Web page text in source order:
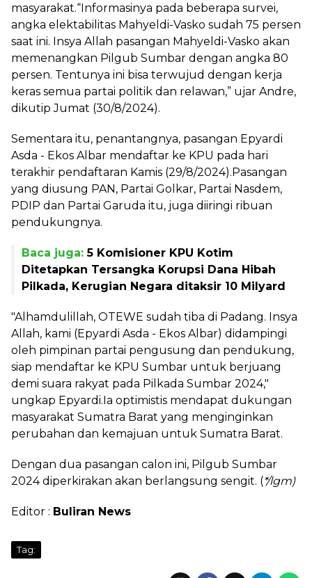
masyarakat.“Informasinya pada beberapa survei,
angka elektabilitas Mahyeldi-Vasko sudah 75 persen
saat ini. Insya Allah pasangan Mahyeldi-Vasko akan
memenangkan Pilgub Sumbar dengan angka 80
persen. Tentunya ini bisa terwujud dengan kerja
keras semua partai politik dan relawan,” ujar Andre,
dikutip Jumat (30/8/2024).
Sementara itu, penantangnya, pasangan Epyardi
Asda - Ekos Albar mendaftar ke KPU pada hari
terakhir pendaftaran Kamis (29/8/2024).Pasangan
yang diusung PAN, Partai Golkar, Partai Nasdem,
PDIP dan Partai Garuda itu, juga diiringi ribuan
pendukungnya.
Baca juga:5 Komisioner KPU Kotim
Ditetapkan Tersangka Korupsi Dana Hibah
Pilkada, Kerugian Negara ditaksir 10 Milyard
"Alhamdulillah, OTEWE sudah tiba di Padang. Insya
Allah, kami (Epyardi Asda - Ekos Albar) didampingi
oleh pimpinan partai pengusung dan pendukung,
siap mendaftar ke KPU Sumbar untuk berjuang
demi suara rakyat pada Pilkada Sumbar 2024,"
ungkap Epyardi.Ia optimistis mendapat dukungan
masyarakat Sumatra Barat yang menginginkan
perubahan dan kemajuan untuk Sumatra Barat.
Dengan dua pasangan calon ini, Pilgub Sumbar
2024 diperkirakan akan berlangsung sengit. (*/lgm)
Editor : Buliran News
Tag: